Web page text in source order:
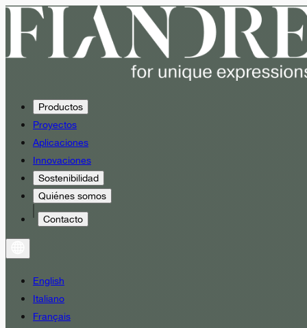
Productos
Proyectos
Aplicaciones
Innovaciones
Sostenibilidad
Quiénes somos
Contacto
English
Italiano
Français